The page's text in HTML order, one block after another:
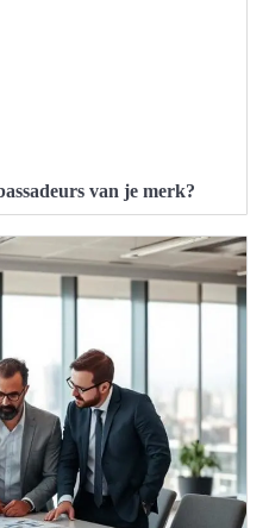
van je merk?